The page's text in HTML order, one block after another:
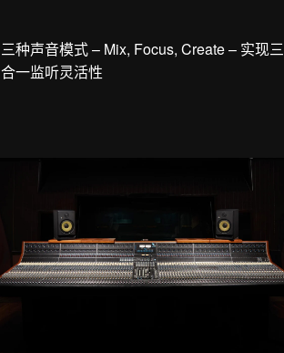
三种声音模式 – Mix, Focus, Create – 实现三
合一监听灵活性